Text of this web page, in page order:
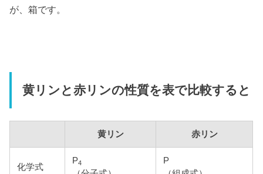
が、箱です。
黄リンと赤リンの性質を表で比較すると
黄リン 赤リン
化学式
P4
P